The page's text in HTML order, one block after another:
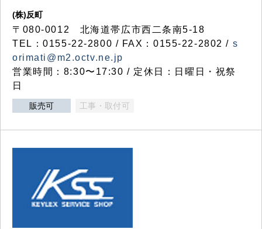
(株)反町
〒080-0012 北海道帯広市西二条南5-18
TEL：0155-22-2800 / FAX：0155-22-2802 / s
orimati@m2.octv.ne.jp
営業時間：8:30〜17:30 / 定休日：日曜日・祝祭
日
販売可 工事・取付可